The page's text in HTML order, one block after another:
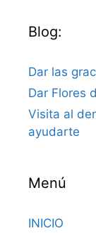
Blog:
Dar las
Dar Flores
Visita al
ayudarte
Menú
INICIO